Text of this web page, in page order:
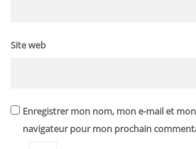
Site web
Enregistrer mon nom, mon e-mail et
navigateur pour mon prochain